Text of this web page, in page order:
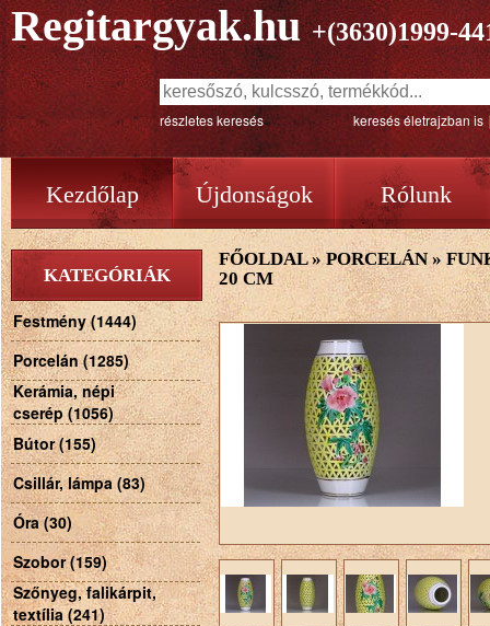
Regitargyak.hu +(3630)1999-
részletes keresés keresés életrajzban is
Kezdőlap Újdonságok Rólunk
KATEGÓRIÁK
Festmény (1444)
Porcelán (1285)
Kerámia, népi
cserép (1056)
Bútor (155)
Csillár, lámpa (83)
Óra (30)
Szobor (159)
Szőnyeg, falikárpit,
textília (241)
FŐOLDAL»PORCELÁN »
20 CM